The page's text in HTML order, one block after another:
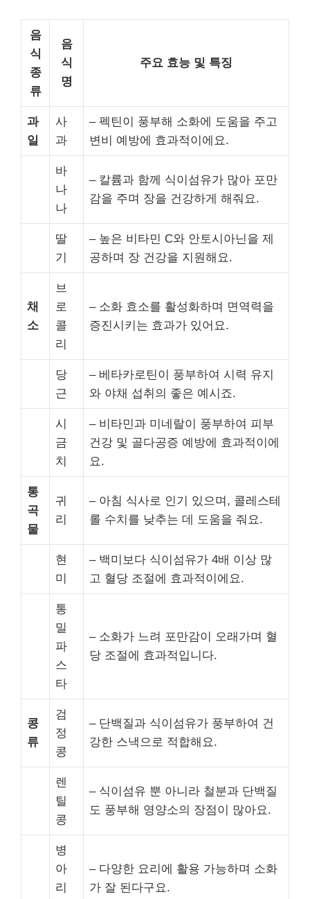
음
식
종
류
음
식
명
주요 효능 및 특징
과
일
사
과
– 펙틴이 풍부해 소화에 도움을 주고
변비 예방에 효과적이에요.
바
나
나
– 칼륨과 함께 식이섬유가 많아 포만
감을 주며 장을 건강하게 해줘요.
딸
기
– 높은 비타민 C와 안토시아닌을 제
공하며 장 건강을 지원해요.
채
소
브
로
콜
리
– 소화 효소를 활성화하며 면역력을
증진시키는 효과가 있어요.
당
근
– 베타카로틴이 풍부하여 시력 유지
와 야채 섭취의 좋은 예시죠.
시
금
치
– 비타민과 미네랄이 풍부하여 피부
건강 및 골다공증 예방에 효과적이에
요.
통
곡
물
귀
리
– 아침 식사로 인기 있으며, 콜레스테
롤 수치를 낮추는 데 도움을 줘요.
현
미
– 백미보다 식이섬유가 4배 이상 많
고 혈당 조절에 효과적이에요.
통
밀
파
스
타
– 소화가 느려 포만감이 오래가며 혈
당 조절에 효과적입니다.
콩
류
검
정
콩
– 단백질과 식이섬유가 풍부하여 건
강한 스낵으로 적합해요.
렌
틸
콩
– 식이섬유 뿐 아니라 철분과 단백질
도 풍부해 영양소의 장점이 많아요.
병
아
리
– 다양한 요리에 활용 가능하며 소화
가 잘 된다구요.